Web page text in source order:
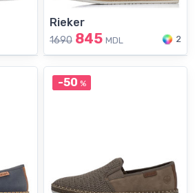
Rieker
1690 845 MDL 2
-50 %